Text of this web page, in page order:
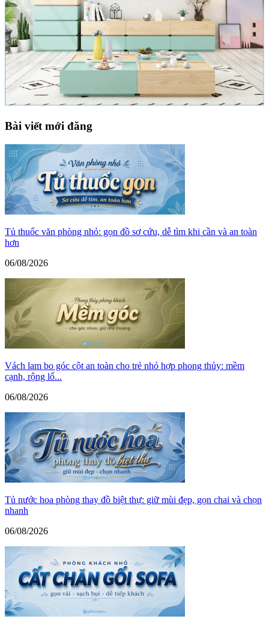
Bài viết mới đăng
Tủ thuốc văn phòng nhỏ: gọn đồ sơ cứu, dễ tìm khi cần và an toàn
hơn
06/08/2026
Vách lam bo góc cột an toàn cho trẻ nhỏ hợp phong thủy: mềm
cạnh, rộng lố...
06/08/2026
Tủ nước hoa phòng thay đồ biệt thự: giữ mùi đẹp, gọn chai và chọn
nhanh
06/08/2026